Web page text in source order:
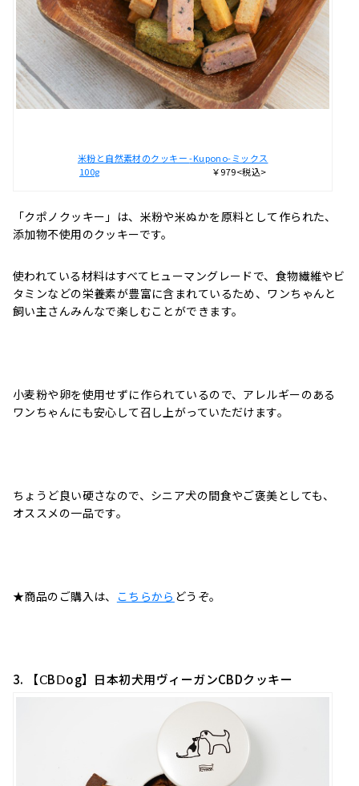
米粉と自然素材のクッキー-Kupono-ミックス
100g ￥979<税込>
「クポノクッキー」は、米粉や米ぬかを原料として作られた、
添加物不使用のクッキーです。
使われている材料はすべてヒューマングレードで、食物繊維やビ
タミンなどの栄養素が豊富に含まれているため、ワンちゃんと
飼い主さんみんなで楽しむことができます。
小麦粉や卵を使用せずに作られているので、アレルギーのある
ワンちゃんにも安心して召し上がっていただけます。
ちょうど良い硬さなので、シニア犬の間食やご褒美としても、
オススメの一品です。
★商品のご購入は、 こちらから どうぞ。
3. 【ⅭBⅮog】日本初犬用ヴィーガンCBDクッキー